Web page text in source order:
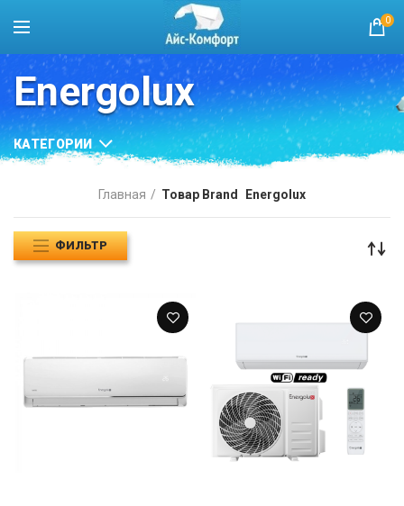
0
Energolux
КАТЕГОРИИ
Главная Товар Brand Energolux
ФИЛЬТР